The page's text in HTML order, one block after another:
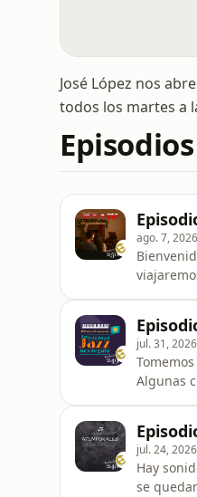
José López nos
todos los martes a
Episodios
ago. 7, 2026
jul. 31, 2026
Algunas
de
jul. 24, 2026
Hay
se